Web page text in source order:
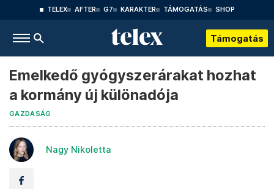
TELEX AFTER G7 KARAKTER TÁMOGATÁS SHOP
Támogatás
Emelkedő gyógyszerárakat hozhat
a kormány új különadója
GAZDASÁG
Nagy Nikoletta